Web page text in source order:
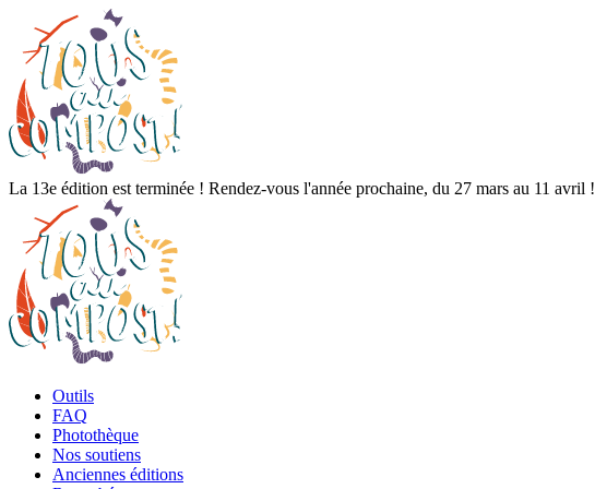
La 13e édition est terminée ! Rendez-vous l'année prochaine, du 27 mars au 11 avril !
Outils
FAQ
Photothèque
Nos soutiens
Anciennes éditions